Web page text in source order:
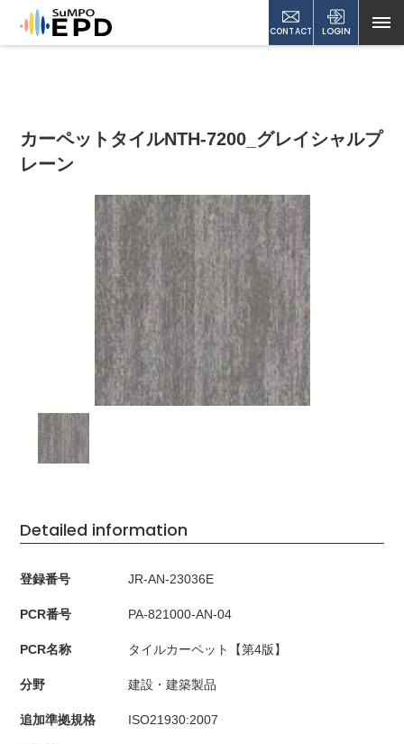
CONTACT LOGIN
カーペットタイルNTH-7200_グレイシャルプ
レーン
Detailed information
登録番号 JR-AN-23036E
PCR番号 PA-821000-AN-04
PCR名称 タイルカーペット【第4版】
分野 建設・建築製品
追加準拠規格 ISO21930:2007